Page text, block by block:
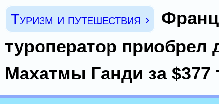
Туризм и путешествия ›
туроператор приобрел
Махатмы Ганди за $377